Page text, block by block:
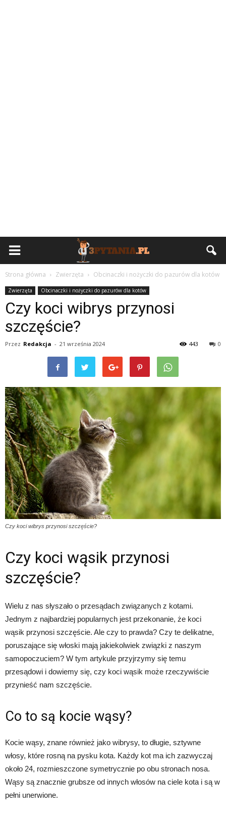
Strona główna Zwierzęta Obcinaczki i nożyczki do pazurów dla kotów
Zwierzęta Obcinaczki i nożyczki do pazurów dla kotów
Czy koci wibrys przynosi
szczęście?
Przez Redakcja - 21 września 2024 0
443
Czy koci wibrys przynosi szczęście?
Czy koci wąsik przynosi
szczęście?
Wielu z nas słyszało o przesądach związanych z kotami.
Jednym z najbardziej popularnych jest przekonanie, że koci
wąsik przynosi szczęście. Ale czy to prawda? Czy te delikatne,
poruszające się włoski mają jakiekolwiek związki z naszym
samopoczuciem? W tym artykule przyjrzymy się temu
przesądowi i dowiemy się, czy koci wąsik może rzeczywiście
przynieść nam szczęście.
Co to są kocie wąsy?
Kocie wąsy, znane również jako wibrysy, to długie, sztywne
włosy, które rosną na pysku kota. Każdy kot ma ich zazwyczaj
około 24, rozmieszczone symetrycznie po obu stronach nosa.
Wąsy są znacznie grubsze od innych włosów na ciele kota i są w
pełni unerwione.